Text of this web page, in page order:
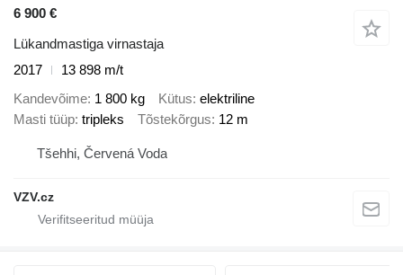
6 900 €
Lükandmastiga virnastaja
2017
13 898 m/t
Kandevõime 1 800 kg Kütus elektriline
Masti tüüp tripleks Tõstekõrgus 12 m
Tšehhi, Červená Voda
VZV.cz